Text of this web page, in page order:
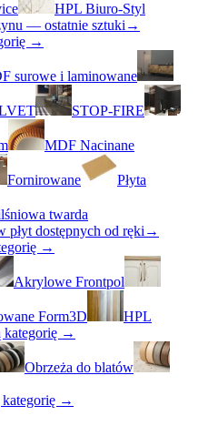
HPL Biuro-Styl
— ostatnie sztuki →
→
surowe i laminowane
STOP-FIRE
MDF Nacinane
Fornirowane Płyta
twarda
dostępnych od ręki →
→
Akrylowe Frontpol
Form3D
HPL
kategorię →
Obrzeża do blatów
kategorię →